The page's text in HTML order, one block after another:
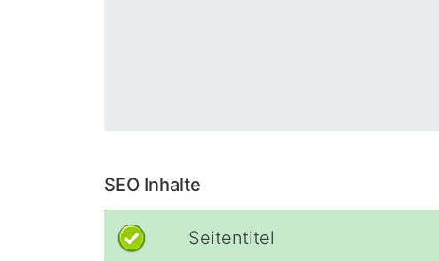
SEO Inhalte
Seitentitel